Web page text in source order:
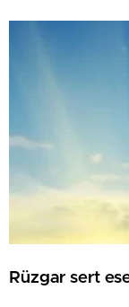
Rüzgar sert